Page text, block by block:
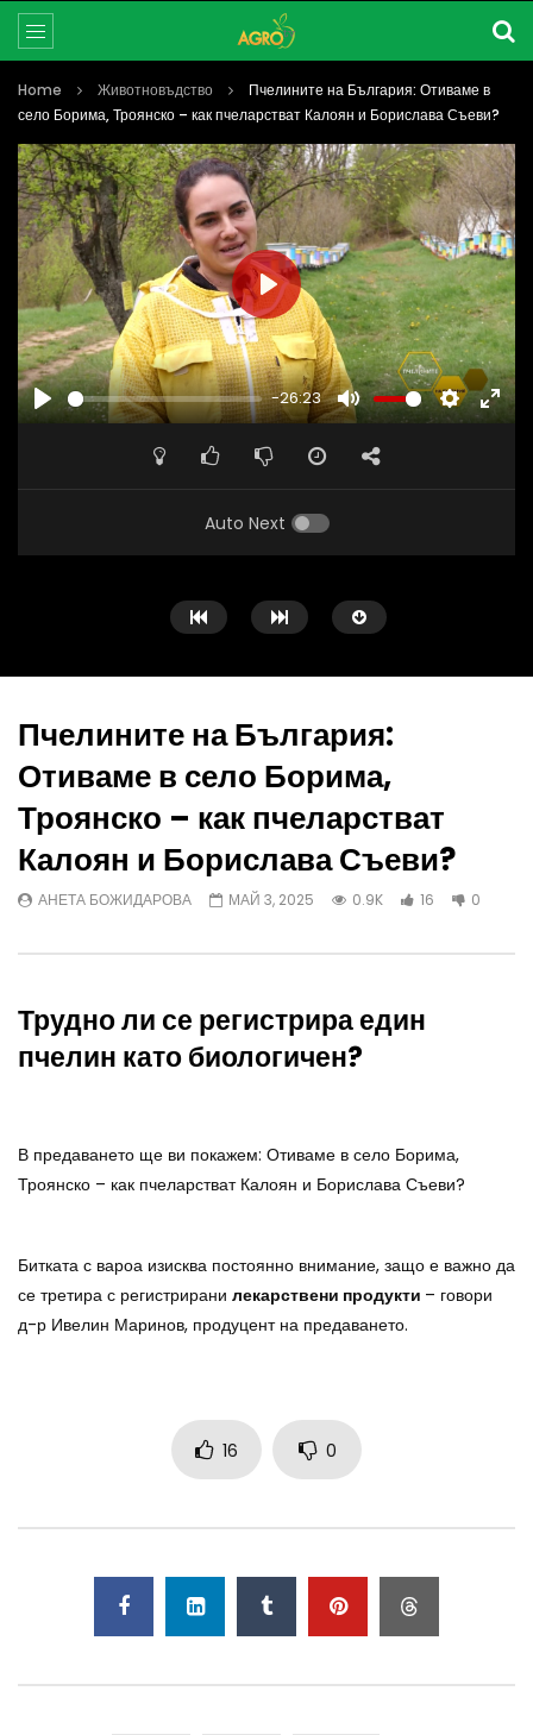
Home Животновъдство
Пчелините на България: Отиваме в
село Борима, Троянско – как пчеларстват Калоян и Борислава Съеви?
PLAY
-26:23
MUTE SETTINGS
PLAY
Auto Next
Watch Later
Георги Андонов: Тежката
администрация затруднява работата
ИНЕС ЗЛАТАНОВА - ЙОНОВА
Пчелините на
аджамия, в манов мед
АНЕТА БОЖИДАРОВА
Пчелините на България:
Отиваме в село Борима,
Троянско – как пчеларстват
Калоян и Борислава Съеви?
АНЕТА БОЖИДАРОВА МАЙ 3, 2025 0.9K 16 0
Трудно ли се регистрира един
пчелин като биологичен?
В предаването ще ви покажем: Отиваме в село Борима,
Троянско – как пчеларстват Калоян и Борислава Съеви?
Битката с вароа изисква постоянно внимание, защо е важно да
се третира с регистрирани лекарствени продукти – говори
д-р Ивелин Маринов, продуцент на предаването.
16 0